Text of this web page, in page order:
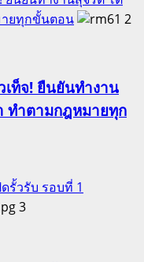
ยทุกขั้นตอน
2
เท็จ! ยืนยันทำงาน
ทำตามกฎหมายทุก
รั้วรับ รอบที่ 1
3